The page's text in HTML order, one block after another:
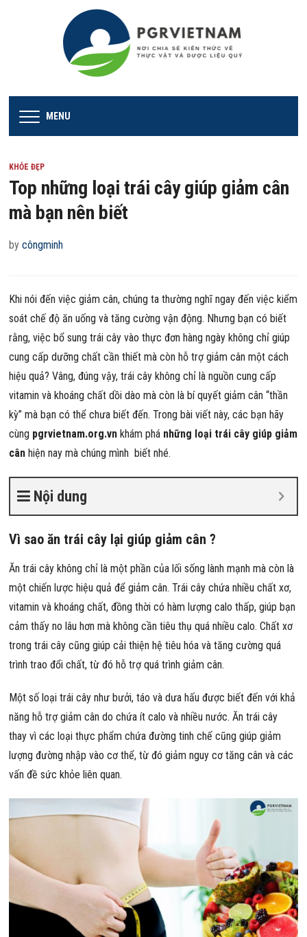
MENU
KHỎE ĐẸP
Top những loại trái cây giúp giảm cân
mà bạn nên biết
bycôngminh
Khi nói đến việc giảm cân, chúng ta thường nghĩ ngay đến việc kiểm
soát chế độ ăn uống và tăng cường vận động. Nhưng bạn có biết
rằng, việc bổ sung trái cây vào thực đơn hàng ngày không chỉ giúp
cung cấp dưỡng chất cần thiết mà còn hỗ trợ giảm cân một cách
hiệu quả? Vâng, đúng vậy, trái cây không chỉ là nguồn cung cấp
vitamin và khoáng chất dồi dào mà còn là bí quyết giảm cân “thần
kỳ” mà bạn có thể chưa biết đến. Trong bài viết này, các bạn hãy
cùng pgrvietnam.org.vn khám phá những loại trái cây giúp giảm
cân hiện nay mà chúng mình biết nhé.
Nội dung
Vì sao ăn trái cây lại giúp giảm cân ?
Ăn trái cây không chỉ là một phần của lối sống lành mạnh mà còn là
một chiến lược hiệu quả để giảm cân. Trái cây chứa nhiều chất xơ,
vitamin và khoáng chất, đồng thời có hàm lượng calo thấp, giúp bạn
cảm thấy no lâu hơn mà không cần tiêu thụ quá nhiều calo. Chất xơ
trong trái cây cũng giúp cải thiện hệ tiêu hóa và tăng cường quá
trình trao đổi chất, từ đó hỗ trợ quá trình giảm cân.
Một số loại trái cây như bưởi, táo và dưa hấu được biết đến với khả
năng hỗ trợ giảm cân do chứa ít calo và nhiều nước. Ăn trái cây
thay vì các loại thực phẩm chứa đường tinh chế cũng giúp giảm
lượng đường nhập vào cơ thể, từ đó giảm nguy cơ tăng cân và các
vấn đề sức khỏe liên quan.